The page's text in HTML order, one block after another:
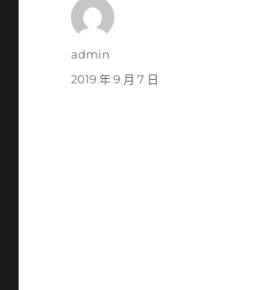
作
admin
發
2019 年 9 月 7 日